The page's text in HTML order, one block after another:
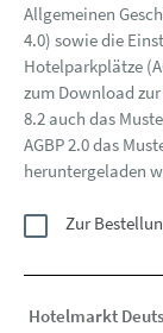
Allgemeinen
4.0) sowie die
Hotelparkplätze
zum Download
8.2 auch das
AGBP 2.0 das
heruntergeladen
Zur
Hotelmarkt